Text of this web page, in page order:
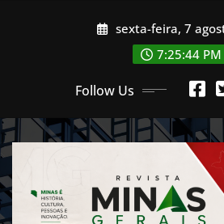
sexta-feira, 7
7:25:46 PM
Follow Us